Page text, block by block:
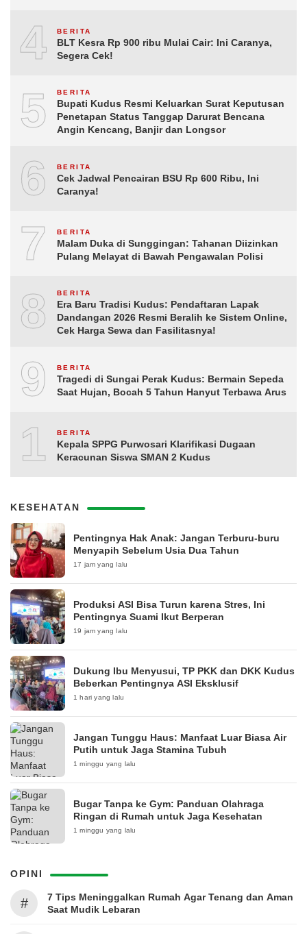
4 BERITA
BLT Kesra Rp 900 ribu Mulai Cair: Ini Caranya,
Segera Cek!
5 BERITA
Bupati Kudus Resmi Keluarkan Surat Keputusan
Penetapan Status Tanggap Darurat Bencana
Angin Kencang, Banjir dan Longsor
6 BERITA
Cek Jadwal Pencairan BSU Rp 600 Ribu, Ini
Caranya!
7 BERITA
Malam Duka di Sunggingan: Tahanan Diizinkan
Pulang Melayat di Bawah Pengawalan Polisi
8 BERITA
Era Baru Tradisi Kudus: Pendaftaran Lapak
Dandangan 2026 Resmi Beralih ke Sistem Online,
Cek Harga Sewa dan Fasilitasnya!
9 BERITA
Tragedi di Sungai Perak Kudus: Bermain Sepeda
Saat Hujan, Bocah 5 Tahun Hanyut Terbawa Arus
10BERITA
Kepala SPPG Purwosari Klarifikasi Dugaan
Keracunan Siswa SMAN 2 Kudus
KESEHATAN
Pentingnya Hak Anak: Jangan Terburu-buru
Menyapih Sebelum Usia Dua Tahun
17 jam yang lalu
Produksi ASI Bisa Turun karena Stres, Ini
Pentingnya Suami Ikut Berperan
19 jam yang lalu
Dukung Ibu Menyusui, TP PKK dan DKK Kudus
Beberkan Pentingnya ASI Eksklusif
1 hari yang lalu
Jangan Tunggu Haus: Manfaat Luar Biasa Air
Putih untuk Jaga Stamina Tubuh
1 minggu yang lalu
Bugar Tanpa ke Gym: Panduan Olahraga
Ringan di Rumah untuk Jaga Kesehatan
1 minggu yang lalu
OPINI
#
7 Tips Meninggalkan Rumah Agar Tenang dan Aman
Saat Mudik Lebaran